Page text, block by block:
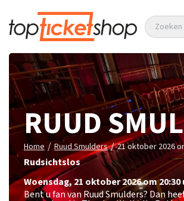
RUUD
Home / Ruud Smulders / 21 oktober 2026
Rudsichtslos
woensdag, 21 oktober 2026 om 20:30
Bent u fan van Ruud Smulders? Dan